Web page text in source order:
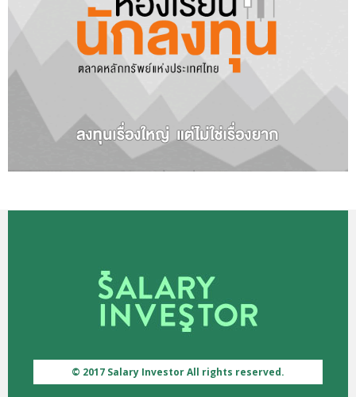
© 2017 Salary Investor All rights reserved.